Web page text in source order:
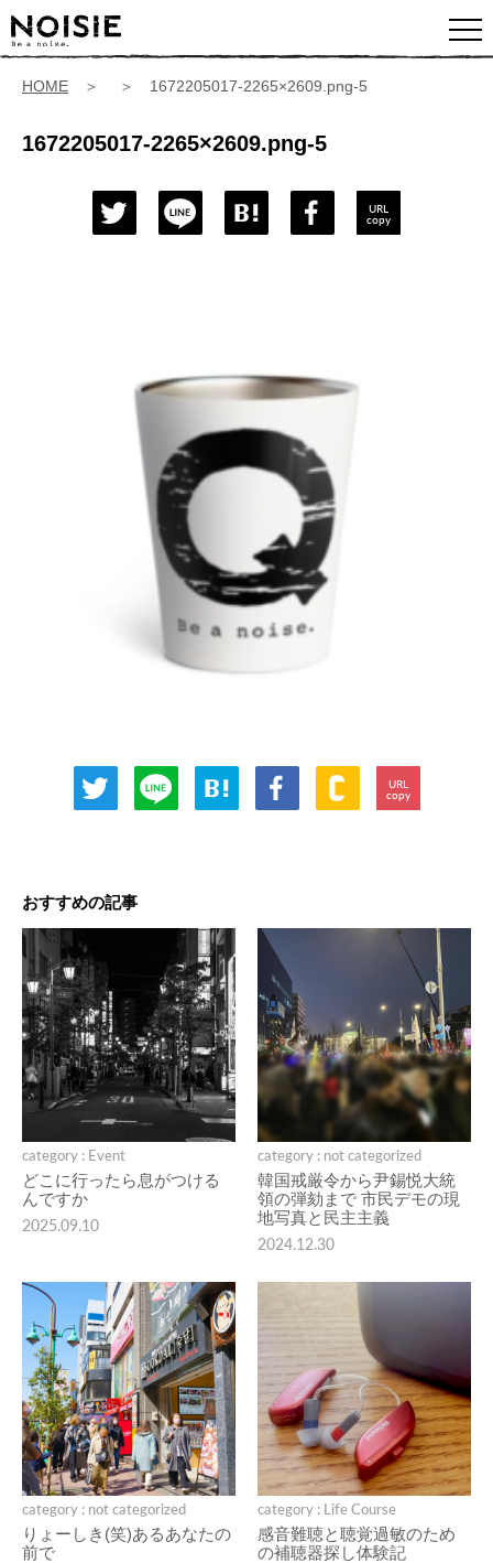
HOME ＞ ＞ 1672205017-2265×2609.png-5
1672205017-2265×2609.png-5
URL
copy
URL
copy
おすすめの記事
category : Event
どこに行ったら息がつける
んですか
2025.09.10
category : not categorized
韓国戒厳令から尹錫悦大統
領の弾劾まで 市民デモの現
地写真と民主主義
2024.12.30
category : not categorized
りょーしき(笑)あるあなたの
前で
category : Life Course
感音難聴と聴覚過敏のため
の補聴器探し体験記